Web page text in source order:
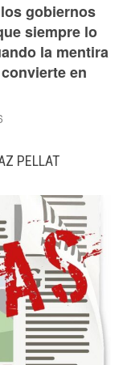
gobiernos
siempre lo
la mentira
en
PELLAT